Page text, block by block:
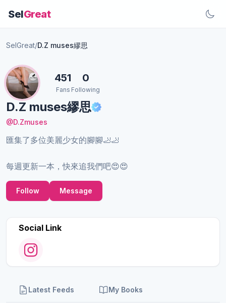
SelGreat
SelGreat/D.Z muses繆思
D.Z muses繆思
@D.Zmuses
匯集了多位美麗少女的腳腳🦶🦶
每週更新一本，快來追我們吧😍😍
451
Fans
0
Following
Follow Message
Social Link
Latest Feeds My Books